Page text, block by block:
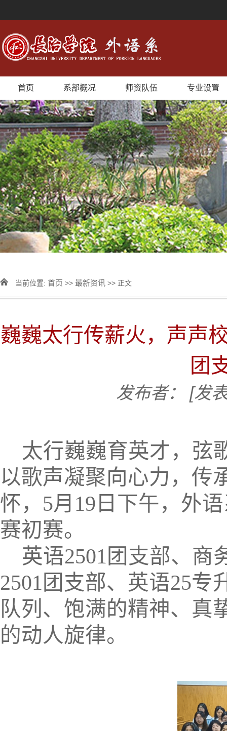
首页 系部概况 师资队伍 专业设置
当前位置: 首页 >> 最新资讯 >> 正文
巍巍太行传薪火，声声
团
发布者： [发
太行巍巍育英才，弦
以歌声凝聚向心力，传
怀， 5月19日下午，外
赛初赛。
英语2501团支部、商
2501团支部、英语25专
队列、饱满的精神、真
的动人旋律。